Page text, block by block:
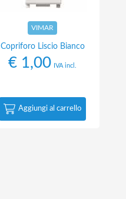
VIMAR
Copriforo Liscio Bianco
€ 1,00 IVA incl.
Aggiungi al carrello